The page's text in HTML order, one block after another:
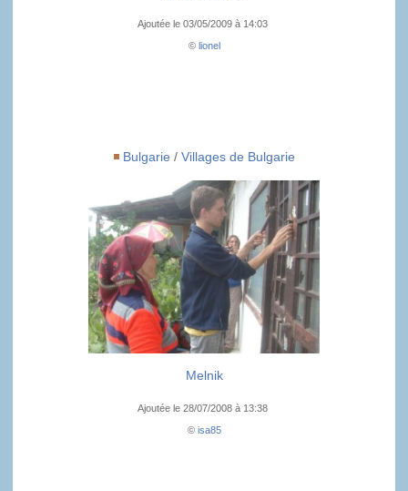
Ajoutée le 03/05/2009 à 14:03
© lionel
Bulgarie / Villages de Bulgarie
Melnik
Ajoutée le 28/07/2008 à 13:38
© isa85